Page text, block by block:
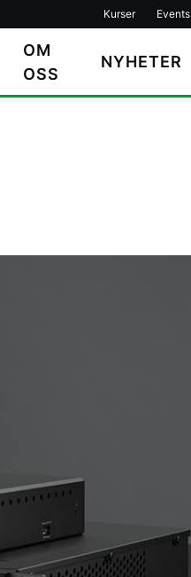
Kurser Events
OM
OSS
NYHETER